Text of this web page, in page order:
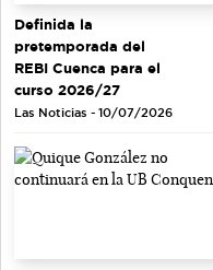
Definida la
pretemporada del
REBI Cuenca para el
curso 2026/27
Las Noticias - 10/07/2026